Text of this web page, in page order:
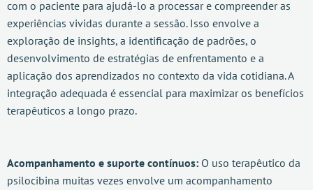
com o paciente para ajudá-lo a processar e compreender as
experiências vividas durante a sessão. Isso envolve a
exploração de insights, a identificação de padrões, o
desenvolvimento de estratégias de enfrentamento e a
aplicação dos aprendizados no contexto da vida cotidiana. A
integração adequada é essencial para maximizar os benefícios
terapêuticos a longo prazo.
Acompanhamento e suporte contínuos: O uso terapêutico da
psilocibina muitas vezes envolve um acompanhamento